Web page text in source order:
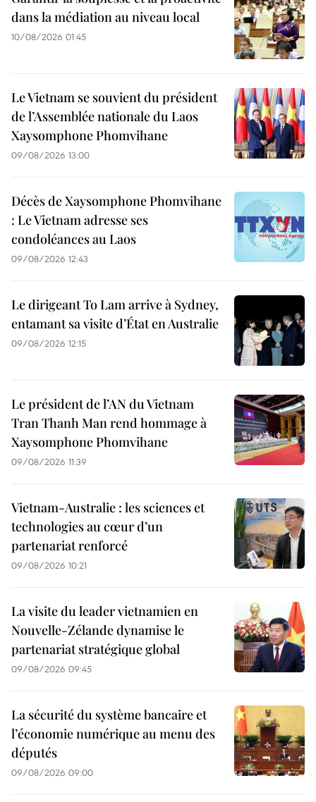
dans la médiation au niveau local
10/08/2026 01:45
Le Vietnam se souvient du président
de l’Assemblée nationale du Laos
Xaysomphone Phomvihane
09/08/2026 13:00
Décès de Xaysomphone Phomvihane
: Le Vietnam adresse ses
condoléances au Laos
09/08/2026 12:43
Le dirigeant To Lam arrive à Sydney,
entamant sa visite d’État en Australie
09/08/2026 12:15
Le président de l’AN du Vietnam
Tran Thanh Man rend hommage à
Xaysomphone Phomvihane
09/08/2026 11:39
Vietnam-Australie : les sciences et
technologies au cœur d’un
partenariat renforcé
09/08/2026 10:21
La visite du leader vietnamien en
Nouvelle-Zélande dynamise le
partenariat stratégique global
09/08/2026 09:45
La sécurité du système bancaire et
l’économie numérique au menu des
députés
09/08/2026 09:00